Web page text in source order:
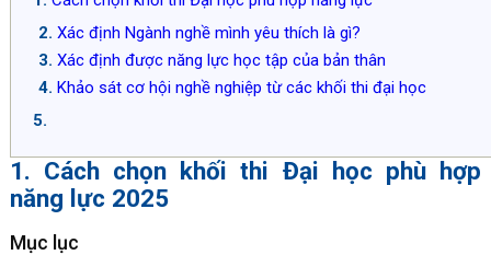
Xác định Ngành nghề mình yêu thích là gì?
Xác định được năng lực học tập của bản thân
Khảo sát cơ hội nghề nghiệp từ các khối thi đại học
1. Cách chọn khối thi Đại học phù hợp
năng lực 2025
Mục lục